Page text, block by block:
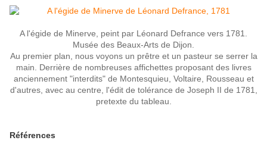
A l'égide de Minerve, peint par Léonard Defrance vers 1781.
Musée des Beaux-Arts de Dijon.
Au premier plan, nous voyons un prêtre et un pasteur se serrer la
main. Derrière de nombreuses affichettes proposant des livres
anciennement "interdits" de Montesquieu, Voltaire, Rousseau et
d'autres, avec au centre, l'édit de tolérance de Joseph II de 1781,
pretexte du tableau.
Références